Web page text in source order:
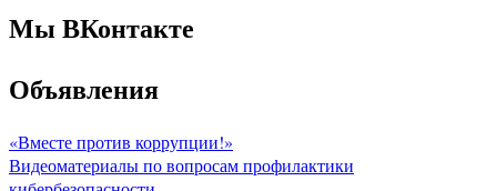
Мы ВКонтакте
Объявления
«Вместе против коррупции!»
Видеоматериалы по вопросам профилактики